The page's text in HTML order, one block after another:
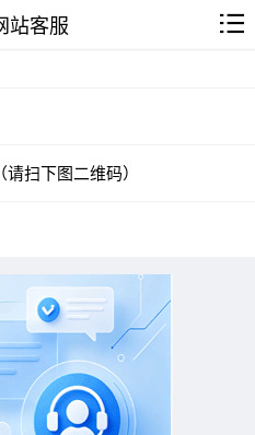
站客服
扫下图二维码）